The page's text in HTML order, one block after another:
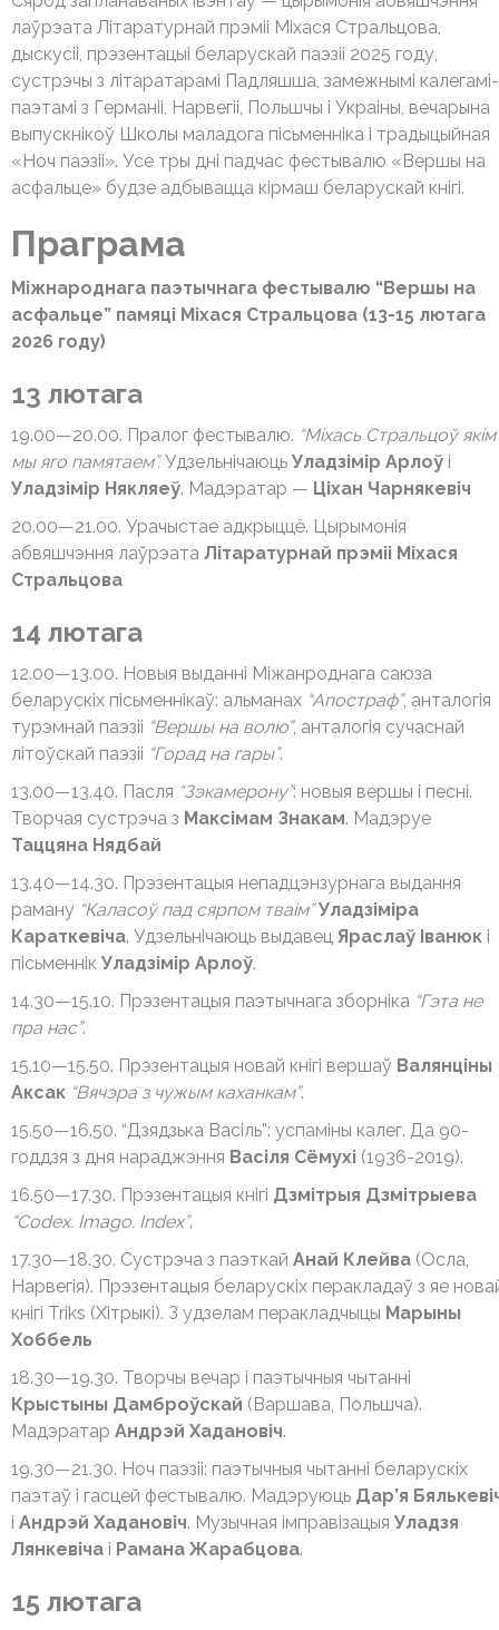
лаўрэата Літаратурнай прэміі Міхася Стральцова,
дыскусіі, прэзентацыі беларускай паэзіі 2025 году,
сустрэчы з літаратарамі Падляшша, замежнымі калегамі-
паэтамі з Германіі, Нарвегіі, Польшчы і Украіны, вечарына
выпускнікоў Школы маладога пісьменніка і традыцыйная
«Ноч паэзіі». Усе тры дні падчас фестывалю «Вершы на
асфальце» будзе адбывацца кірмаш беларускай кнігі.
Праграма
Міжнароднага паэтычнага фестывалю “Вершы на
асфальце” памяці Міхася Стральцова (13-15 лютага
2026 году)
13 лютага
19.00—20.00. Пралог фестывалю. “Міхась Стральцоў якім
мы яго памятаем”.Удзельнічаюць Уладзімір Арлоў і
Уладзімір Някляеў. Мадэратар — Ціхан Чарнякевіч
20.00—21.00. Урачыстае адкрыццё. Цырымонія
абвяшчэння лаўрэата Літаратурнай прэміі Міхася
Стральцова
14 лютага
12.00—13.00. Новыя выданні Міжанроднага саюза
беларускіх пісьменнікаў: альманах “Апостраф”, анталогія
турэмнай паэзіі “Вершы на волю”, анталогія сучаснай
літоўскай паэзіі “Горад на гары”.
13.00—13.40. Пасля “Зэкамерону”: новыя вершы і песні.
Творчая сустрэча з Максімам Знакам. Мадэруе
Таццяна Нядбай
13.40—14.30. Прэзентацыя непадцэнзурнага выдання
раману “Каласоў пад сярпом тваім”Уладзіміра
Караткевіча. Удзельнічаюць выдавец Яраслаў Іванюк і
пісьменнік Уладзімір Арлоў.
14.30—15.10. Прэзентацыя паэтычнага зборніка “Гэта не
пра нас”.
15.10—15.50. Прэзентацыя новай кнігі вершаў Валянціны
Аксак “Вячэра з чужым каханкам”.
15.50—16.50. “Дзядзька Васіль”: успаміны калег. Да 90-
годдзя з дня нараджэння Васіля Сёмухі (1936-2019).
16.50—17.30. Прэзентацыя кнігі Дзмітрыя Дзмітрыева
“Codex. Imago. Index”.
17.30—18.30. Сустрэча з паэткай Анай Клейва (Осла,
Нарвегія). Прэзентацыя беларускіх перакладаў з яе
кнігі Triks (Хітрыкі). З удзелам перакладчыцы Марыны
Хоббель
18.30—19.30. Творчы вечар і паэтычныя чытанні
Крыстыны Дамброўскай (Варшава, Польшча).
Мадэратар Андрэй Хадановіч.
19.30—21.30. Ноч паэзіі: паэтычныя чытанні беларускіх
паэтаў і гасцей фестывалю. Мадэруюць Дар’я
і Андрэй Хадановіч. Музычная імправізацыя Уладзя
Лянкевіча і Рамана Жарабцова.
15 лютага